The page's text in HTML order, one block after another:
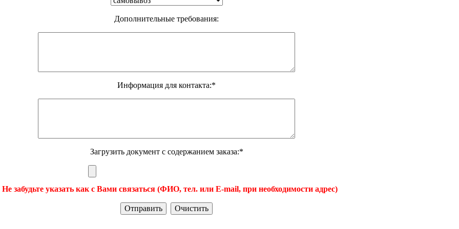
Дополнительные требования:
Информация для контакта:*
Загрузить документ с содержанием заказа:*
забудьте указать как с Вами связаться (ФИО, тел. или E-mail, при необходимости адрес)